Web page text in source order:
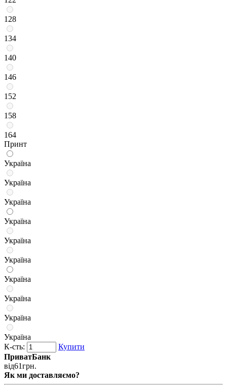
128
134
140
146
152
158
164
Принт
Україна
Україна
Україна
Україна
Україна
Україна
Україна
Україна
Україна
Україна
К-сть:
Купити
ПриватБанк
від61грн.
Як ми доставляємо?